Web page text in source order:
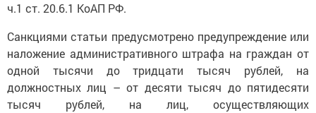
ч.1 ст. 20.6.1 КоАП РФ.
Санкциями статьи предусмотрено предупреждение или
наложение административного штрафа на граждан от
одной тысячи до тридцати тысяч рублей, на
должностных лиц – от десяти тысяч до пятидесяти
тысяч рублей, на лиц, осуществляющих